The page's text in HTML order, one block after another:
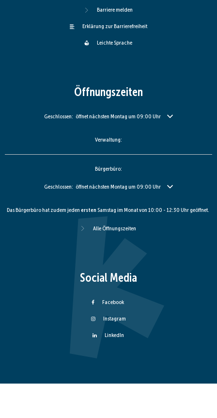
Barriere melden
Erklärung zur Barrierefreiheit
Leichte Sprache
Öffnungszeiten
Klicken, um weitere Öffnungs- oder Schließzeiten auszublenden
Geschlossen: öffnet nächsten Montag um 09:00 Uhr
Verwaltung:
Bürgerbüro:
Klicken, um weitere Öffnungs- oder Schließzeiten auszublenden
Geschlossen: öffnet nächsten Montag um 09:00 Uhr
Das Bürgerbüro hat zudem jeden erstenSamstag im Monat von 10:00 - 12:30 Uhr geöffnet.
Alle Öffnungszeiten
Social Media
Facebook
Instagram
LinkedIn